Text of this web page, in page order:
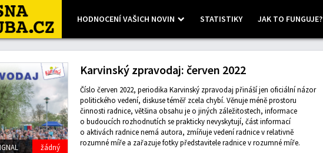
HODNOCENÍ VAŠICH NOVIN STATISTIKY JAK TO FUNGUJE?
©OpenStreetMap contributors, Imagery © Mapbox
žádný
Karvinský zpravodaj: červen 2022
Číslo červen 2022, periodika Karvinský zpravodaj přináší jen oficiální názor
politického vedení, diskuse téměř zcela chybí. Věnuje méně prostoru
činnosti radnice, většina obsahu je o jiných záležitostech, informace
o budoucích rozhodnutích se prakticky nevyskytují, část informací
o aktivách radnice nemá autora, zmíňuje vedení radnice v relativně
rozumné míře a zařazuje fotky představitele radnice v rozumné míře.